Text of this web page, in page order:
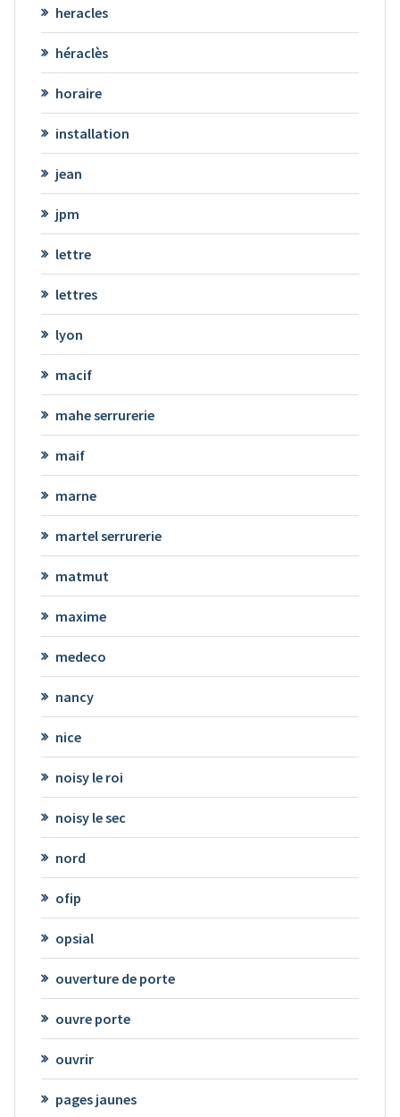
heracles
héraclès
horaire
installation
jean
jpm
lettre
lettres
lyon
macif
mahe serrurerie
maif
marne
martel serrurerie
matmut
maxime
medeco
nancy
nice
noisy le roi
noisy le sec
nord
ofip
opsial
ouverture de porte
ouvre porte
ouvrir
pages jaunes